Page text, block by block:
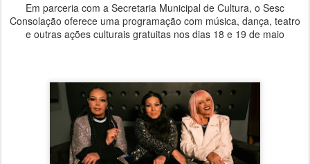
Em parceria com a Secretaria Municipal de Cultura, o Sesc
Consolação oferece uma programação com música, dança, teatro
e outras ações culturais gratuitas nos dias 18 e 19 de maio